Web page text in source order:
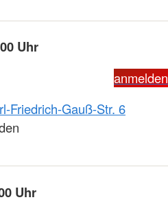
Uhr
anmelden
Friedrich-Gauß-Str. 6
Uhr